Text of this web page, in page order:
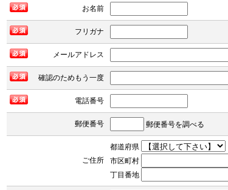
認
だ
お名前
フリガナ
メールアドレス
確認のためもう一度
電話番号
郵便番号 郵便番号を調べる
ご住所
都道府県
市区町村
丁目番地